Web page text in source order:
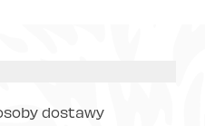
dostawy